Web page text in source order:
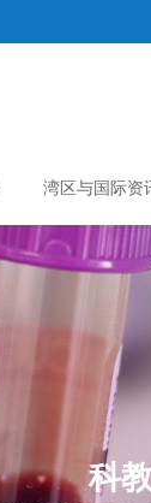
湾区与国际资
科